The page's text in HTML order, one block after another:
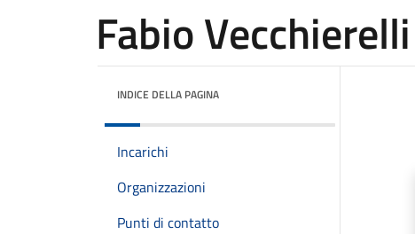
Fabio Vecchierelli
INDICE DELLA PAGINA
Incarichi
Organizzazioni
Punti di contatto